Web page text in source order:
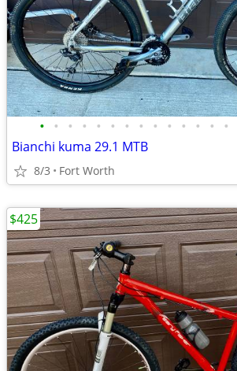
• • • • • • • • • • • • • •
Bianchi kuma 29.1 MTB
8/3 Fort Worth
$425